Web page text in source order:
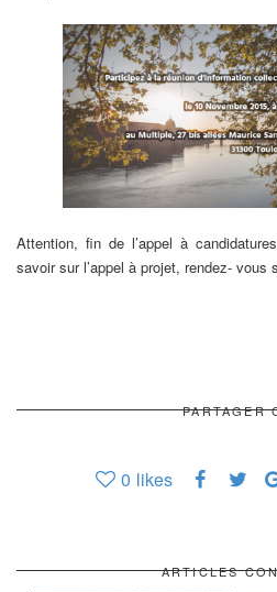
Attention, fin de l’appel à
savoir sur l’appel à projet, rendez- vous
PARTAGER
0 likes
ARTICLES